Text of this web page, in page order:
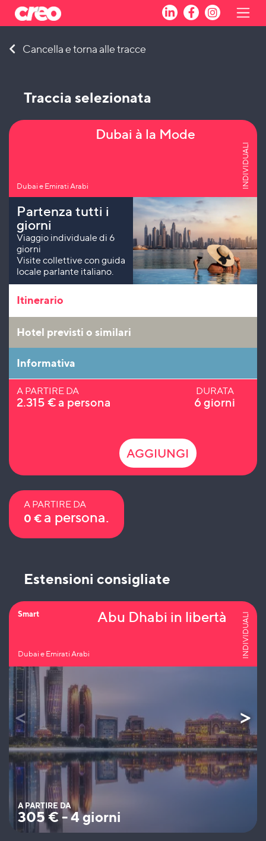
Cancella e torna alle tracce
Traccia selezionata
Dubai e Emirati Arabi
Dubai à la Mode
INDIVIDUALI
Partenza tutti i
giorni
Viaggio individuale di 6
giorni
Visite collettive con guida
locale parlante italiano.
Itinerario
Hotel previsti o similari
Informativa
A PARTIRE DA
2.315 €a persona
DURATA
6 giorni
AGGIUNGI
A PARTIRE DA
0 € a persona.
Estensioni consigliate
Smart
Dubai e Emirati Arabi
Abu Dhabi in libertà INDIVIDUALI
A PARTIRE DA
305 €-4 giorni